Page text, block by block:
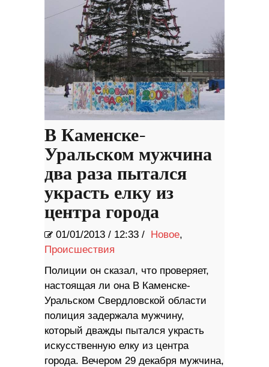
В Каменске-
Уральском мужчина
два раза пытался
украсть елку из
центра города
01/01/2013 / 12:33 / Новое,
Происшествия
Полиции он сказал, что проверяет,
настоящая ли она В Каменске-
Уральском Свердловской области
полиция задержала мужчину,
который дважды пытался украсть
искусственную елку из центра
города. Вечером 29 декабря мужчина,